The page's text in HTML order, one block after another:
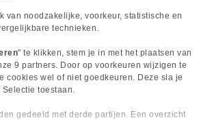
van noodzakelijke, voorkeur, statistische en
technieken.
" te klikken, stem je in met het plaatsen van
9 partners. Door op voorkeuren wijzigen te
cookies wel of niet goedkeuren. Deze sla je
toestaan.
gedeeld met derde partijen. Een overzicht
is helaas niet meer beschikbaar.
om al onze producten zo lang
houden.
Helaas is dit product op dit
leveranciers leverbaar.
een ander product uit de categorie